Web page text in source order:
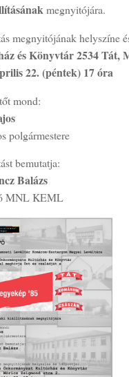
megnyitójára.
megnyitójának helyszíne
és Könyvtár 2534 Tát,
22. (péntek) 17 óra
mond:
polgármestere
bemutatja:
Balázs
MNL KEML